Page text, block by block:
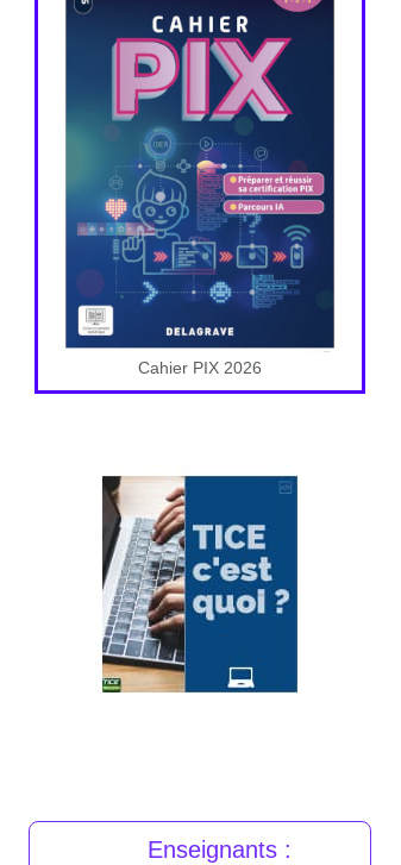
Cahier PIX 2026
Enseignants :